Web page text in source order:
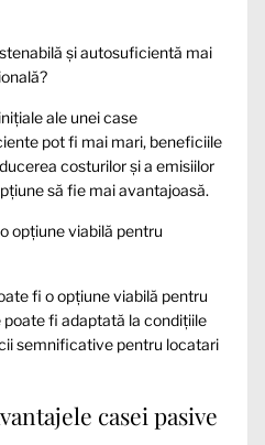
și autosuficientă mai
ale unei case
pot fi mai mari, beneficiile
costurilor și a emisiilor
să fie mai avantajoasă.
opțiune viabilă pentru
fi o opțiune viabilă pentru
fi adaptată la condițiile
semnificative pentru locatari
casei pasive